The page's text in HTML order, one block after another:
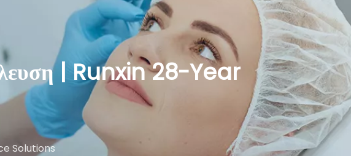
| Runxin 28-Year
Solutions